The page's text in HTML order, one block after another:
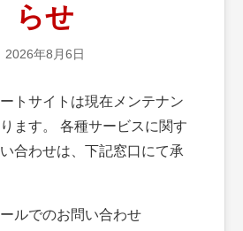
らせ
2026年8月6日
トサイトは現在メンテナン
ます。 各種サービスに関す
合わせは、下記窓口にて承
ルでのお問い合わせ